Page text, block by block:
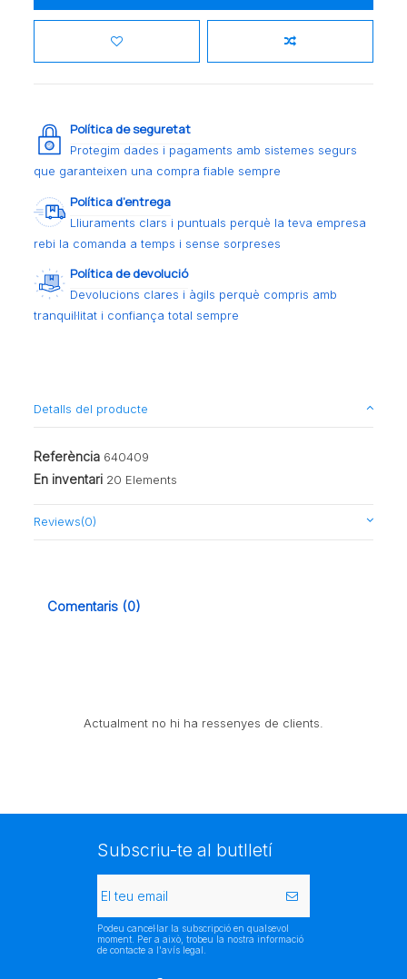
Política de seguretat
Protegim dades i pagaments amb sistemes segurs
que garanteixen una compra fiable sempre
Política d’entrega
Lliuraments clars i puntuals perquè la teva empresa
rebi la comanda a temps i sense sorpreses
Política de devolució
Devolucions clares i àgils perquè compris amb
tranquil·litat i confiança total sempre
Detalls del producte
Referència 640409
En inventari 20 Elements
Reviews(0)
Comentaris (0)
Actualment no hi ha ressenyes de clients.
Subscriu-te al butlletí
Podeu cancel·lar la subscripció en qualsevol
moment. Per a això, trobeu la nostra informació
de contacte a l'avís legal.